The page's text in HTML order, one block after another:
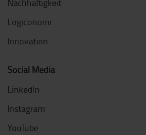
Nachhaltigkeit
Logiconomi
Innovation
Social Media
LinkedIn
Instagram
YouTube